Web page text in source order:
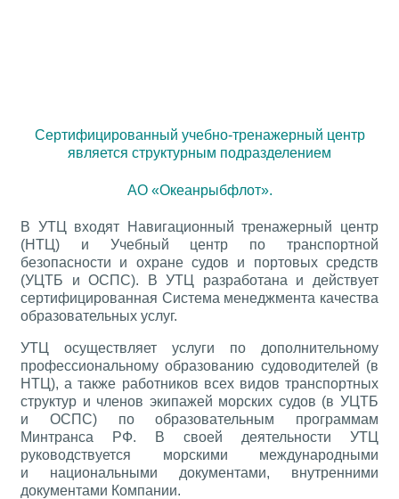
Сертифицированный учебно-тренажерный центр
является структурным подразделением
АО «Океанрыбфлот».
В УТЦ входят Навигационный тренажерный центр
(НТЦ) и Учебный центр по транспортной
безопасности и охране судов и портовых средств
(УЦТБ и ОСПС). В УТЦ разработана и действует
сертифицированная Система менеджмента качества
образовательных услуг.
УТЦ осуществляет услуги по дополнительному
профессиональному образованию судоводителей (в
НТЦ), а также работников всех видов транспортных
структур и членов экипажей морских судов (в УЦТБ
и ОСПС) по образовательным программам
Минтранса РФ. В своей деятельности УТЦ
руководствуется морскими международными
и национальными документами, внутренними
документами Компании.